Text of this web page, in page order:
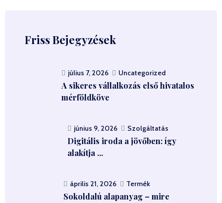
Friss Bejegyzések
július 7, 2026 Uncategorized
A sikeres vállalkozás első hivatalos
mérföldköve
június 9, 2026 Szolgáltatás
Digitális iroda a jövőben: így
alakítja ...
április 21, 2026 Termék
Sokoldalú alapanyag – mire